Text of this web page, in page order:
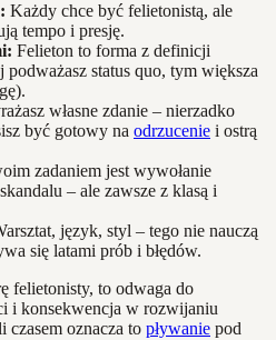
Każdy chce być felietonistą, ale
tempo i presję.
Felieton to forma z definicji
podważasz status quo, tym większa
własne zdanie – nierzadko
być gotowy na odrzucenie i ostrą
zadaniem jest wywołanie
– ale zawsze z klasą i
język, styl – tego nie nauczą
się latami prób i błędów.
felietonisty, to odwaga do
i konsekwencja w rozwijaniu
czasem oznacza to pływanie pod